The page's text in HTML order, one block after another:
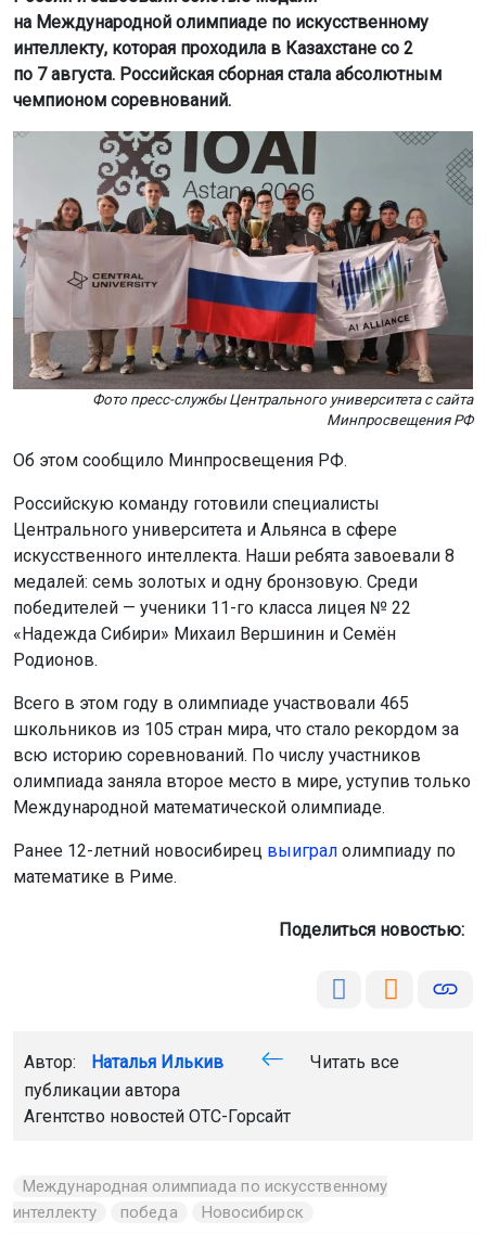
на Международной олимпиаде по искусственному
интеллекту, которая проходила в Казахстане со 2
по 7 августа. Российская сборная стала абсолютным
чемпионом соревнований.
Фото пресс-службы Центрального университета с сайта
Минпросвещения РФ
Об этом сообщило Минпросвещения РФ.
Российскую команду готовили специалисты
Центрального университета и Альянса в сфере
искусственного интеллекта. Наши ребята завоевали 8
медалей: семь золотых и одну бронзовую. Среди
победителей — ученики 11-го класса лицея № 22
«Надежда Сибири» Михаил Вершинин и Семён
Родионов.
Всего в этом году в олимпиаде участвовали 465
школьников из 105 стран мира, что стало рекордом за
всю историю соревнований. По числу участников
олимпиада заняла второе место в мире, уступив только
Международной математической олимпиаде.
Ранее 12-летний новосибирец выиграл олимпиаду по
математике в Риме.
Поделиться новостью:
Автор: Наталья Илькив
Читать все
публикации автора
Агентство новостей ОТС-Горсайт
Международная олимпиада по искусственному
интеллекту
победа Новосибирск